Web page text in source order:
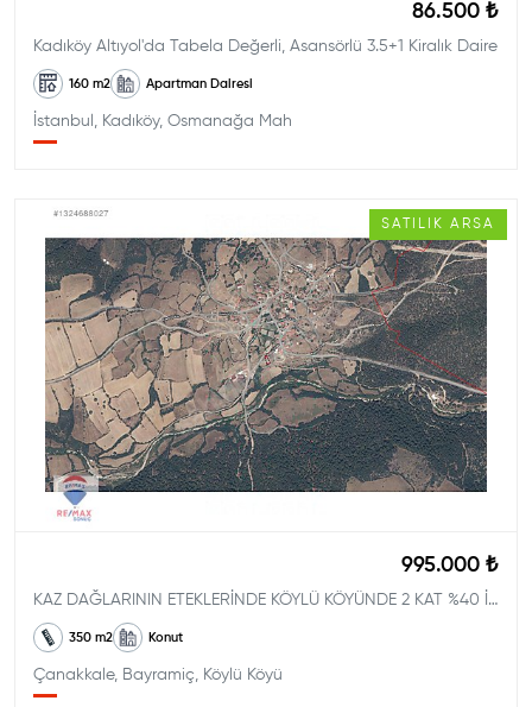
86.500 ₺
Kadıköy Altıyol'da Tabela Değerli, Asansörlü 3.5+1 Kiralık Daire
160 m2 Apartman Dairesi
İstanbul, Kadıköy, Osmanağa Mah
SATILIK ARSA
995.000 ₺
KAZ DAĞLARININ ETEKLERİNDE KÖYLÜ KÖYÜNDE 2 KAT %40 İMARLI FIRSAT
350 m2 Konut
Çanakkale, Bayramiç, Köylü Köyü